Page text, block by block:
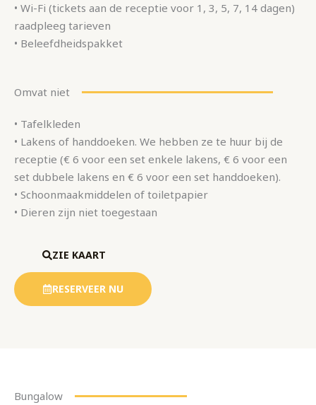
• Wi-Fi (tickets aan de receptie voor 1, 3, 5, 7, 14 dagen)
raadpleeg tarieven
• Beleefdheidspakket
Omvat niet
• Tafelkleden
• Lakens of handdoeken. We hebben ze te huur bij de
receptie (€ 6 voor een set enkele lakens, € 6 voor een
set dubbele lakens en € 6 voor een set handdoeken).
• Schoonmaakmiddelen of toiletpapier
• Dieren zijn niet toegestaan
ZIE KAART
RESERVEER NU
Bungalow